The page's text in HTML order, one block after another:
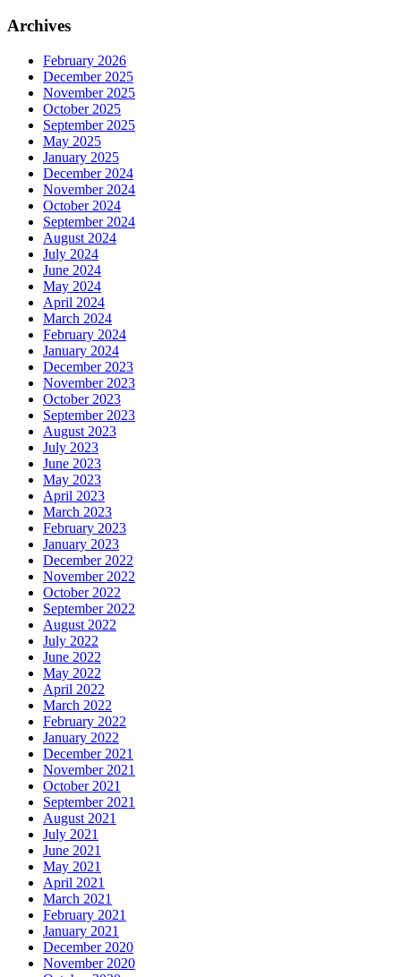
Archives
February 2026
December 2025
November 2025
October 2025
September 2025
May 2025
January 2025
December 2024
November 2024
October 2024
September 2024
August 2024
July 2024
June 2024
May 2024
April 2024
March 2024
February 2024
January 2024
December 2023
November 2023
October 2023
September 2023
August 2023
July 2023
June 2023
May 2023
April 2023
March 2023
February 2023
January 2023
December 2022
November 2022
October 2022
September 2022
August 2022
July 2022
June 2022
May 2022
April 2022
March 2022
February 2022
January 2022
December 2021
November 2021
October 2021
September 2021
August 2021
July 2021
June 2021
May 2021
April 2021
March 2021
February 2021
January 2021
December 2020
November 2020